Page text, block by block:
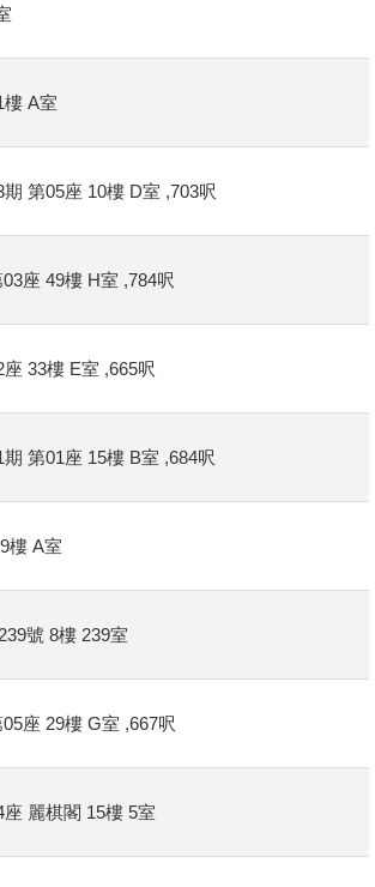
A室
第05座 10樓 D室 ,703呎
座 49樓 H室 ,784呎
33樓 E室 ,665呎
第01座 15樓 B室 ,684呎
樓 A室
號 8樓 239室
座 29樓 G室 ,667呎
麗棋閣 15樓 5室